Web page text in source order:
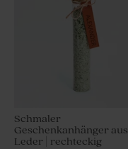
Schmaler
Geschenkanhänger aus
Leder | rechteckig